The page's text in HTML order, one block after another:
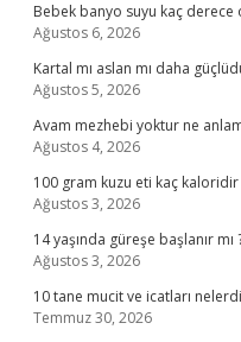
Bebek banyo suyu kaç derece
Ağustos 6, 2026
Kartal mı aslan mı daha
Ağustos 5, 2026
Avam mezhebi yoktur ne
Ağustos 4, 2026
100 gram kuzu eti kaç kaloridir
Ağustos 3, 2026
14 yaşında güreşe başlanır mı
Ağustos 3, 2026
10 tane mucit ve icatları
Temmuz 30, 2026